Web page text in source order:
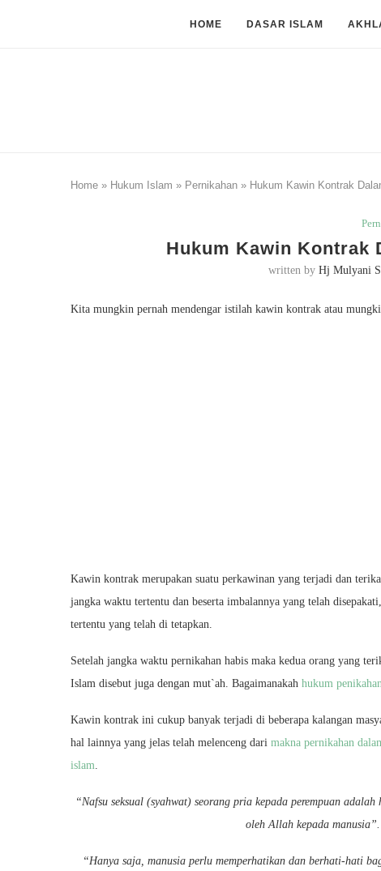
HOME DASAR ISLAM
Home » Hukum Islam » Pernikahan » Hukum Kawin Kontrak
Hukum Kawin Kontrak
written by Hj Mulyani
Kita mungkin pernah mendengar istilah kawin kontrak atau
Kawin kontrak merupakan suatu perkawinan yang terjadi dan
jangka waktu tertentu dan beserta imbalannya yang telah
tertentu yang telah di tetapkan.
Setelah jangka waktu pernikahan habis maka kedua orang yang
Islam disebut juga dengan mut`ah. Bagaimanakah hukum
Kawin kontrak ini cukup banyak terjadi di beberapa kalangan
hal lainnya yang jelas telah melenceng dari makna pernikahan
islam.
“Nafsu seksual (syahwat) seorang pria kepada perempuan
oleh Allah kepada
“Hanya saja, manusia perlu memperhatikan dan berhati-hati